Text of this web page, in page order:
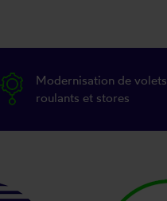
Modernisation de volets
roulants et stores